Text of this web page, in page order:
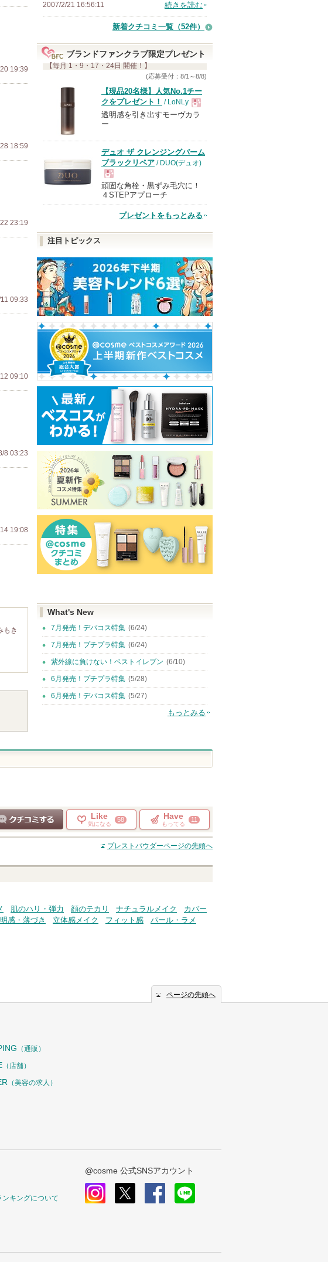
19:39
18:59
23:19
09:33
09:10
8 03:23
19:08
もき
に
お
気
に
り
登
録
て
い
ま
2007/2/21 16:56:11 続きを読む
新着クチコミ一覧 （52件）
ブランドファンクラブ限定プレゼント
【毎月 1・9・17・24日 開催！】
(応募受付：8/1～8/8)
【現品20名様】人気No.1チー
クをプレゼント！ / LoNLy
現
品
透明感を引き出すモーヴカラ
ー
デュオ ザ クレンジングバーム
ブラックリペア / DUO(デュオ)
現
頑固な角栓・黒ずみ毛穴に！
４STEPアプローチ
プレゼントをもっとみる
注目トピックス
What's New
7月発売！デパコス特集 (6/24)
7月発売！プチプラ特集 (6/24)
紫外線に負けない！ベストイレブン (6/10)
6月発売！プチプラ特集 (5/28)
6月発売！デパコス特集 (5/27)
もっとみる
クチコミする
Like
気になる
58 Have
もってる
11
プレストパウダーページの先頭へ
肌のハリ・弾力 顔のテカリ ナチュラルメイク
カバー
感・薄づき 立体感メイク フィット感
パール・ラメ
ページの先頭へ
（通販）
（店舗）
（美容の求人）
キングについて
@cosme 公式SNSアカウント